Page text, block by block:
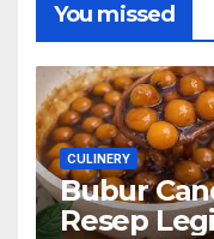
You missed
CULINERY
Bubur
Resep